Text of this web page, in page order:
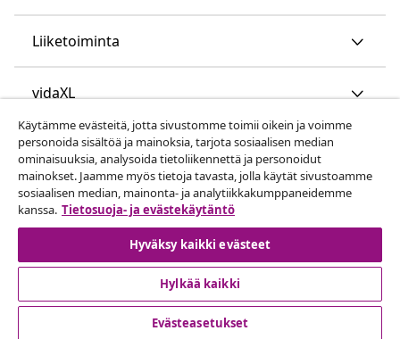
Liiketoiminta
vidaXL
Löydä lisää
© 2008-2026 vidaXL www.vidaxl.fi on vidaXL Marketplace
Europe B.V. yrityksen verkkosivu
Käytämme evästeitä, jotta sivustomme toimii oikein ja voimme
personoida sisältöä ja mainoksia, tarjota sosiaalisen median
ominaisuuksia, analysoida tietoliikennettä ja personoidut
mainokset. Jaamme myös tietoja tavasta, jolla käytät sivustoamme
sosiaalisen median, mainonta- ja analytiikkakumppaneidemme
kanssa. Tietosuoja- ja evästekäytäntö
Hyväksy kaikki evästeet
Hylkää kaikki
Evästeasetukset